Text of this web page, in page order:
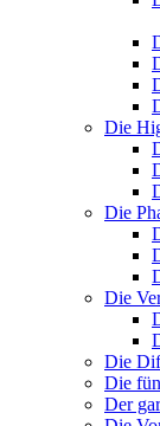
Die
Die
Die
Die
Die
Der